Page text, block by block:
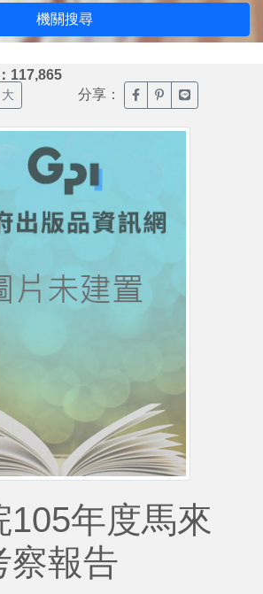
機關搜尋
117,865
大 分享： 臉書分享(另開新視窗)
噗浪分享(另開新
Line分享(另
105年度馬來
察報告